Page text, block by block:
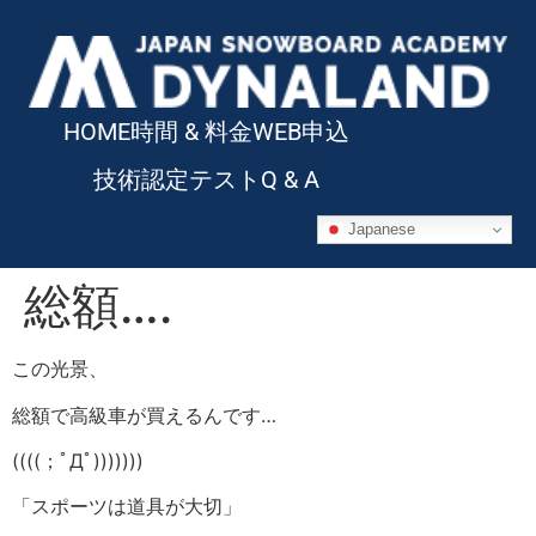
HOME時間 & 料金WEB申込
技術認定テスト Q & A
Japanese
総額….
この光景、
総額で高級車が買えるんです…
((((；ﾟДﾟ)))))))
「スポーツは道具が大切」